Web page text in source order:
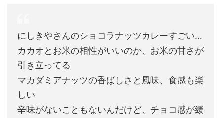
にしきやさんのショコラナッツカレーすごい…
カカオとお米の相性がいいのか、お米の甘さが
引き立ってる
マカダミアナッツの香ばしさと風味、食感も楽
しい
辛味がないこともないんだけど、チョコ感が緩